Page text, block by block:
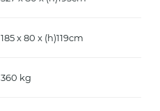
185 x 80 x (h)119cm
360 kg